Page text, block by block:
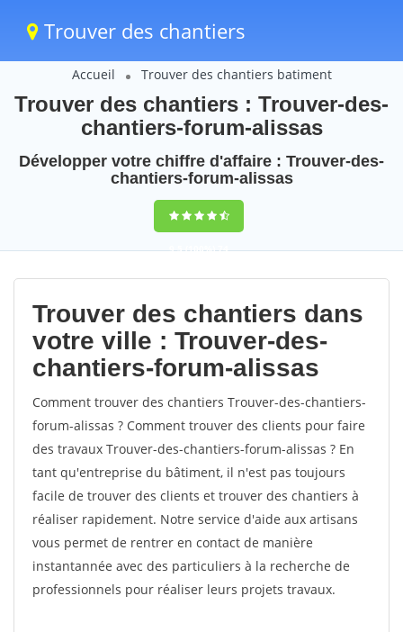
Trouver des chantiers
Accueil Trouver des chantiers batiment
Trouver des chantiers : Trouver-des-
chantiers-forum-alissas
Développer votre chiffre d'affaire : Trouver-des-
chantiers-forum-alissas
9,5(100%)74
votes
Trouver des chantiers dans
votre ville : Trouver-des-
chantiers-forum-alissas
Comment trouver des chantiers Trouver-des-chantiers-
forum-alissas ? Comment trouver des clients pour faire
des travaux Trouver-des-chantiers-forum-alissas ? En
tant qu'entreprise du bâtiment, il n'est pas toujours
facile de trouver des clients et trouver des chantiers à
réaliser rapidement. Notre service d'aide aux artisans
vous permet de rentrer en contact de manière
instantannée avec des particuliers à la recherche de
professionnels pour réaliser leurs projets travaux.